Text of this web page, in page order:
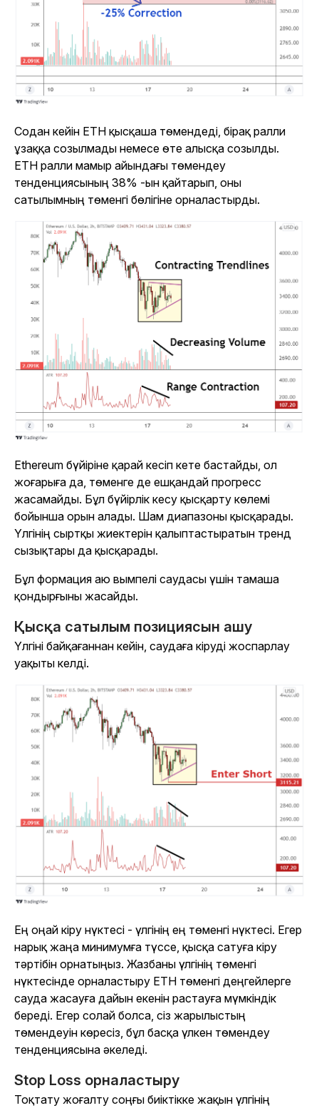
Содан кейін ETH қысқаша төмендеді, бірақ ралли
ұзаққа созылмады немесе өте алысқа созылды.
ETH ралли мамыр айындағы төмендеу
тенденциясының 38% -ын қайтарып, оны
сатылымның төменгі бөлігіне орналастырды.
Ethereum бүйіріне қарай кесіп кете бастайды, ол
жоғарыға да, төменге де ешқандай прогресс
жасамайды. Бұл бүйірлік кесу қысқарту көлемі
бойынша орын алады. Шам диапазоны қысқарады.
Үлгінің сыртқы жиектерін қалыптастыратын тренд
сызықтары да қысқарады.
Бұл формация аю вымпелі саудасы үшін тамаша
қондырғыны жасайды.
Қысқа сатылым позициясын ашу
Үлгіні байқағаннан кейін, саудаға кіруді жоспарлау
уақыты келді.
Ең оңай кіру нүктесі - үлгінің ең төменгі нүктесі. Егер
нарық жаңа минимумға түссе, қысқа сатуға кіру
тәртібін орнатыңыз. Жазбаны үлгінің төменгі
нүктесінде орналастыру ETH төменгі деңгейлерге
сауда жасауға дайын екенін растауға мүмкіндік
береді. Егер солай болса, сіз жарылыстың
төмендеуін көресіз, бұл басқа үлкен төмендеу
тенденциясына әкеледі.
Stop Loss орналастыру
Тоқтату жоғалту соңғы биіктікке жақын үлгінің